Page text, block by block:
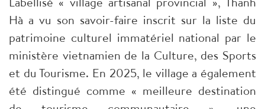
Hà a vu son savoir-faire inscrit sur la liste du
patrimoine culturel immatériel national par le
ministère vietnamien de la Culture, des Sports
et du Tourisme. En 2025, le village a également
été distingué comme « meilleure destination